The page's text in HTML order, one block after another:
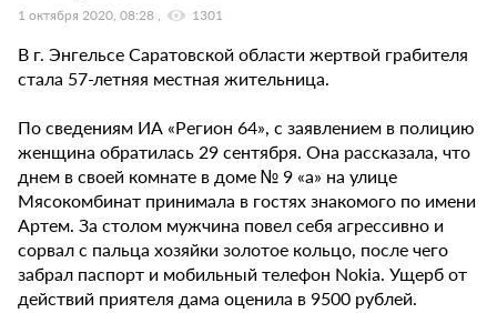
1 октября 2020, 08:28 1301
В г. Энгельсе Саратовской области жертвой грабителя
стала 57-летняя местная жительница.
По сведениям ИА «Регион 64», с заявлением в полицию
женщина обратилась 29 сентября. Она рассказала, что
днем в своей комнате в доме № 9 «а» на улице
Мясокомбинат принимала в гостях знакомого по имени
Артем. За столом мужчина повел себя агрессивно и
сорвал с пальца хозяйки золотое кольцо, после чего
забрал паспорт и мобильный телефон Nokia. Ущерб от
действий приятеля дама оценила в 9500 рублей.